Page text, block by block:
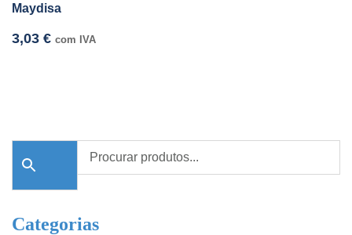
Maydisa
3,03 € com IVA
Categorias